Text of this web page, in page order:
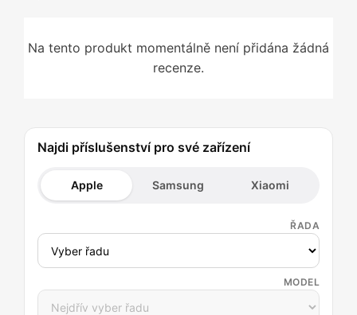
Na tento produkt momentálně není přidána žádná
recenze.
Najdi příslušenství pro své zařízení
Apple Samsung Xiaomi
ŘADA
MODEL